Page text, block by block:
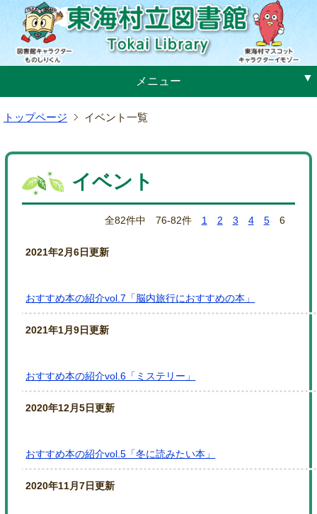
メ
ニ
ン
本
メニュー
トップページ イベント一覧
イベント
全82件中 76-82件 1 2 3 4 5 6
2021年2月6日更新
おすすめ本の紹介vol.7「脳内旅行におすすめの本」
2021年1月9日更新
おすすめ本の紹介vol.6「ミステリー」
2020年12月5日更新
おすすめ本の紹介vol.5「冬に読みたい本」
2020年11月7日更新